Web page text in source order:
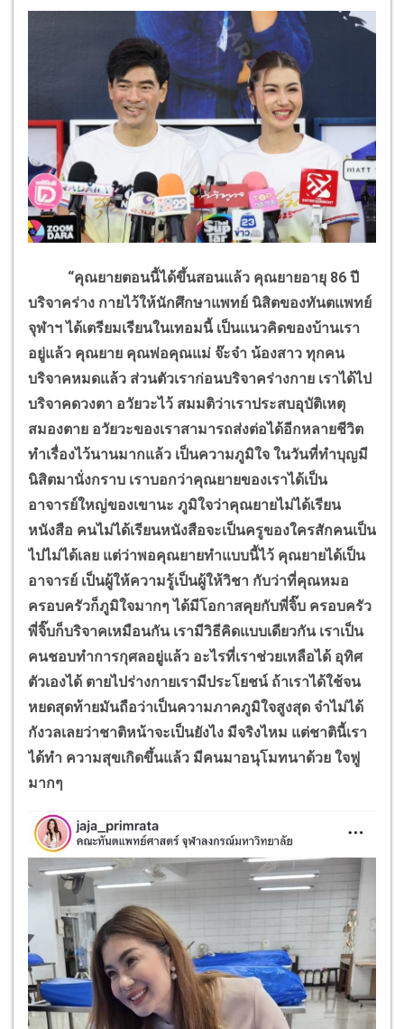
“คุณยายตอนนี้ได้ขึ้นสอนแล้ว คุณยายอายุ 86 ปี
บริจาคร่าง กายไว้ให้นักศึกษาแพทย์ นิสิตของทันตแพทย์
จุฬาฯ ได้เตรียมเรียนในเทอมนี้ เป็นแนวคิดของบ้านเรา
อยู่แล้ว คุณยาย คุณพ่อคุณแม่ จ๊ะจ๋า น้องสาว ทุกคน
บริจาคหมดแล้ว ส่วนตัวเราก่อนบริจาคร่างกาย เราได้ไป
บริจาคดวงตา อวัยวะไว้ สมมติว่าเราประสบอุบัติเหตุ
สมองตาย อวัยวะของเราสามารถส่งต่อได้อีกหลายชีวิต
ทำเรื่องไว้นานมากแล้ว เป็นความภูมิใจ ในวันที่ทำบุญมี
นิสิตมานั่งกราบ เราบอกว่าคุณยายของเราได้เป็น
อาจารย์ใหญ่ของเขานะ ภูมิใจว่าคุณยายไม่ได้เรียน
หนังสือ คนไม่ได้เรียนหนังสือจะเป็นครูของใครสักคนเป็น
ไปไม่ได้เลย แต่ว่าพอคุณยายทำแบบนี้ไว้ คุณยายได้เป็น
อาจารย์ เป็นผู้ให้ความรู้เป็นผู้ให้วิชา กับว่าที่คุณหมอ
ครอบครัวก็ภูมิใจมากๆ ได้มีโอกาสคุยกับพี่จิ๊บ ครอบครัว
พี่จิ๊บก็บริจาคเหมือนกัน เรามีวิธีคิดแบบเดียวกัน เราเป็น
คนชอบทำการกุศลอยู่แล้ว อะไรที่เราช่วยเหลือได้ อุทิศ
ตัวเองได้ ตายไปร่างกายเรามีประโยชน์ ถ้าเราได้ใช้จน
หยดสุดท้ายมันถือว่าเป็นความภาคภูมิใจสูงสุด จ๋าไม่ได้
กังวลเลยว่าชาติหน้าจะเป็นยังไง มีจริงไหม แต่ชาตินี้เรา
ได้ทำ ความสุขเกิดขึ้นแล้ว มีคนมาอนุโมทนาด้วย ใจฟู
มากๆ